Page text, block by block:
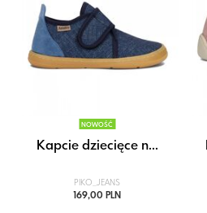
NOWOŚĆ
Kapcie dziecięce n...
PIKO_JEANS
169,00 PLN